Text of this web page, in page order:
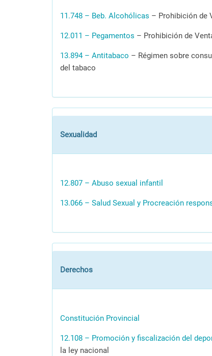
11.748 – Beb. Alcohólicas – Prohibición de
12.011 – Pegamentos – Prohibición de
13.894 – Antitabaco – Régimen sobre
del tabaco
Sexualidad
12.807 – Abuso sexual infantil
13.066 – Salud Sexual y Procreación
Derechos
Constitución Provincial
12.108 – Promoción y fiscalización del
la ley nacional